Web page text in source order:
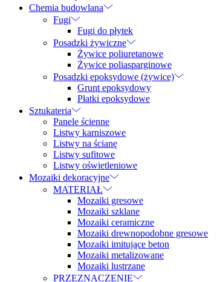
Chemia budowlana
Fugi
Fugi do płytek
Posadzki żywiczne
Żywice poliuretanowe
Żywice poliasparginowe
Posadzki epoksydowe (żywice)
Grunt epoksydowy
Płatki epoksydowe
Sztukateria
Panele ścienne
Listwy karniszowe
Listwy na ścianę
Listwy sufitowe
Listwy oświetleniowe
Mozaiki dekoracyjne
MATERIAŁ
Mozaiki gresowe
Mozaiki szklane
Mozaiki ceramiczne
Mozaiki drewnopodobne gresowe
Mozaiki imitujące beton
Mozaiki metalizowane
Mozaiki lustrzane
PRZEZNACZENIE